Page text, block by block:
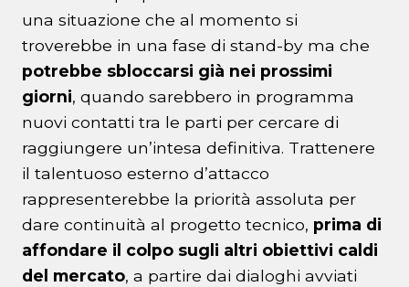
una situazione che al momento si
troverebbe in una fase di stand-by ma che
potrebbe sbloccarsi già nei prossimi
giorni, quando sarebbero in programma
nuovi contatti tra le parti per cercare di
raggiungere un’intesa definitiva. Trattenere
il talentuoso esterno d’attacco
rappresenterebbe la priorità assoluta per
dare continuità al progetto tecnico, prima di
affondare il colpo sugli altri obiettivi caldi
del mercato, a partire dai dialoghi avviati